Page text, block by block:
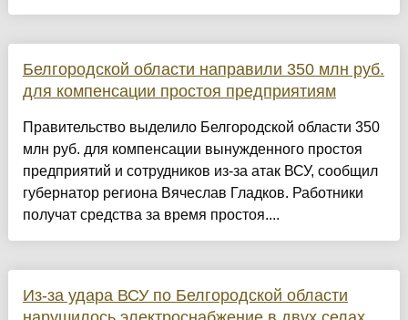
Белгородской области направили 350 млн руб.
для компенсации простоя предприятиям
Правительство выделило Белгородской области 350
млн руб. для компенсации вынужденного простоя
предприятий и сотрудников из-за атак ВСУ, сообщил
губернатор региона Вячеслав Гладков. Работники
получат средства за время простоя....
Из-за удара ВСУ по Белгородской области